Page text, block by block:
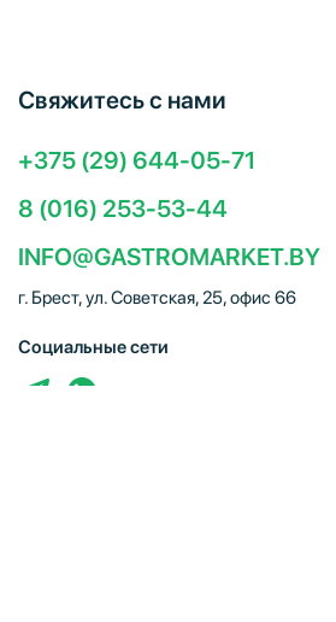
Свяжитесь с нами
+375 (29) 644-05-71
8 (016) 253-53-44
INFO@GASTROMARKET.BY
г. Брест, ул. Советская, 25, офис 66
Социальные сети